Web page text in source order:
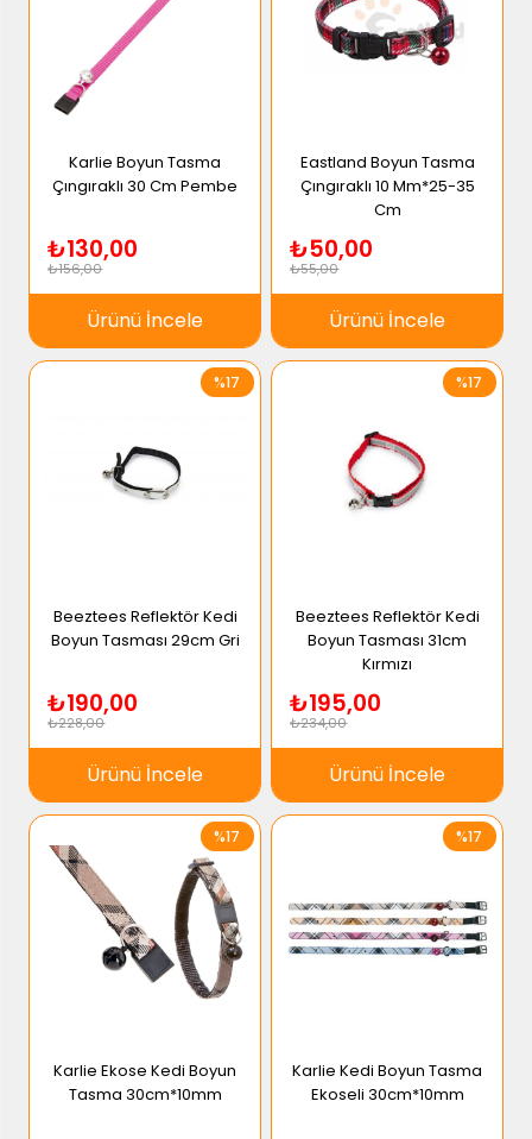
Karlie Boyun Tasma
Çıngıraklı 30 Cm Pembe
₺130,00
₺156,00
Ürünü İncele
Eastland Boyun Tasma
Çıngıraklı 10 Mm*25-35
Cm
₺50,00
₺55,00
Ürünü İncele
Beeztees Reflektör Kedi
Boyun Tasması 29cm Gri
₺190,00
₺228,00
Ürünü İncele
%17
Beeztees Reflektör Kedi
Boyun Tasması 31cm
Kırmızı
₺195,00
₺234,00
Ürünü İncele
%17
Karlie Ekose Kedi Boyun
Tasma 30cm*10mm
%17
Karlie Kedi Boyun Tasma
Ekoseli 30cm*10mm
%17